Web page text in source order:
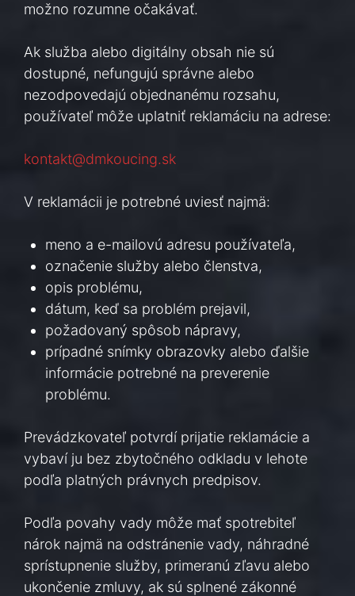
možno rozumne očakávať.
Ak služba alebo digitálny obsah nie sú
dostupné, nefungujú správne alebo
nezodpovedajú objednanému rozsahu,
používateľ môže uplatniť reklamáciu na adrese:
kontakt@dmkoucing.sk
V reklamácii je potrebné uviesť najmä:
meno a e-mailovú adresu používateľa,
označenie služby alebo členstva,
opis problému,
dátum, keď sa problém prejavil,
požadovaný spôsob nápravy,
prípadné snímky obrazovky alebo ďalšie
informácie potrebné na preverenie
problému.
Prevádzkovateľ potvrdí prijatie reklamácie a
vybaví ju bez zbytočného odkladu v lehote
podľa platných právnych predpisov.
Podľa povahy vady môže mať spotrebiteľ
nárok najmä na odstránenie vady, náhradné
sprístupnenie služby, primeranú zľavu alebo
ukončenie zmluvy, ak sú splnené zákonné